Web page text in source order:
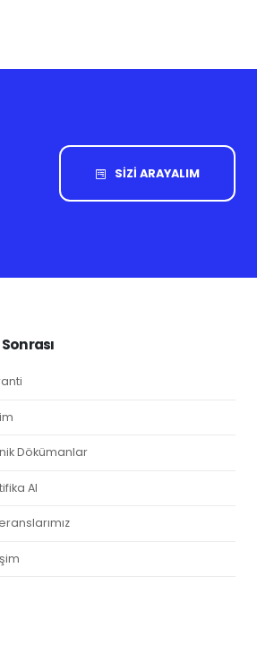
SİZİ ARAYALIM
Sonrası
Dökümanlar
Al